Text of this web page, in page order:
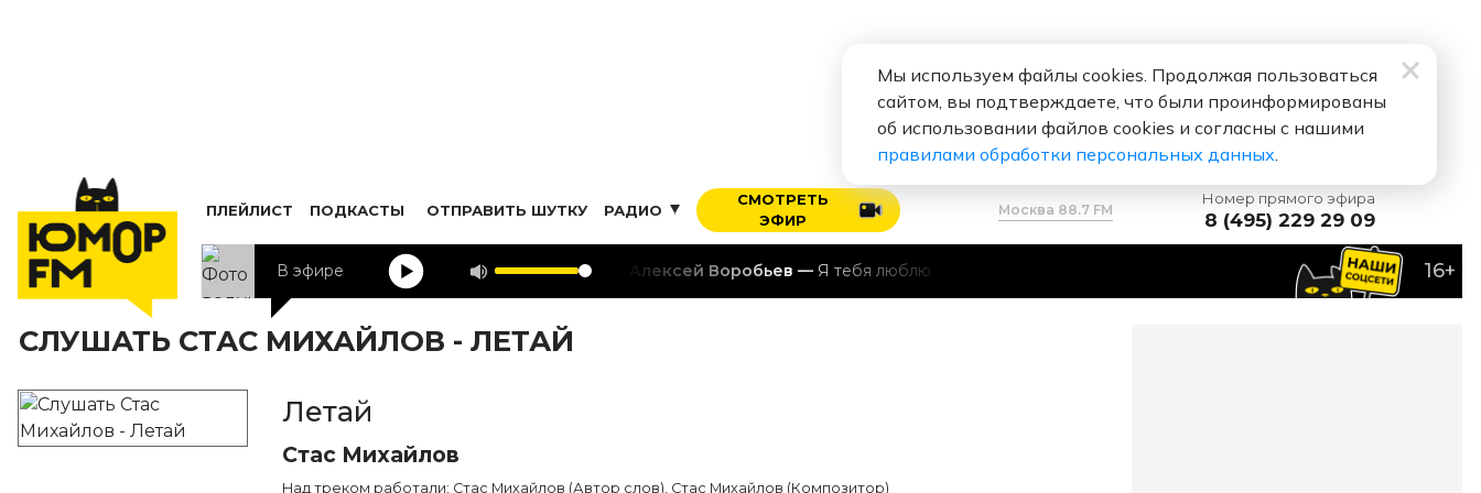
ПЛЕЙЛИСТ ПОДКАСТЫ ОТПРАВИТЬ ШУТКУ РАДИО
СМОТРЕТЬ
ЭФИР
Москва 88.7 FM
Номер прямого эфира
8 (495) 229 29 09
В эфире Алексей Воробьев Я тебя люблю 16+
СЛУШАТЬ СТАС МИХАЙЛОВ - ЛЕТАЙ
Летай
Стас Михайлов
Над треком работали: Стас Михайлов (Автор слов), Стас Михайлов (Композитор)
Мы используем файлы cookies. Продолжая пользоваться
сайтом, вы подтверждаете, что были проинформированы
об использовании файлов cookies и согласны с нашими
правилами обработки персональных данных.